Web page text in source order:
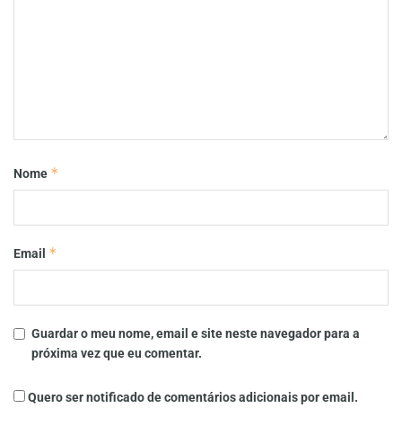
Nome *
Email *
Guardar o meu nome, email e site neste navegador para a
próxima vez que eu comentar.
Quero ser notificado de comentários adicionais por email.